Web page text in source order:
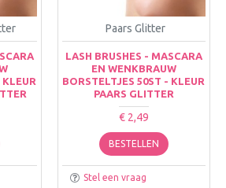
Paars Glitter
LASH BRUSHES - MASCARA
EN WENKBRAUW
BORSTELTJES 50ST - KLEUR
PAARS GLITTER
€ 2,49
BESTELLEN
Stel een vraag